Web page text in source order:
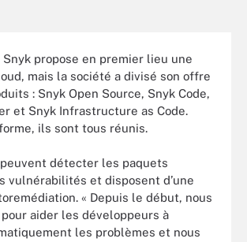
Snyk propose en premier lieu une
mais la société a divisé son offre
: Snyk Open Source, Snyk Code,
et Snyk Infrastructure as Code.
ils sont tous réunis.
détecter les paquets
vulnérabilités et disposent d’une
« Depuis le début, nous
aider les développeurs à
les problèmes et nous